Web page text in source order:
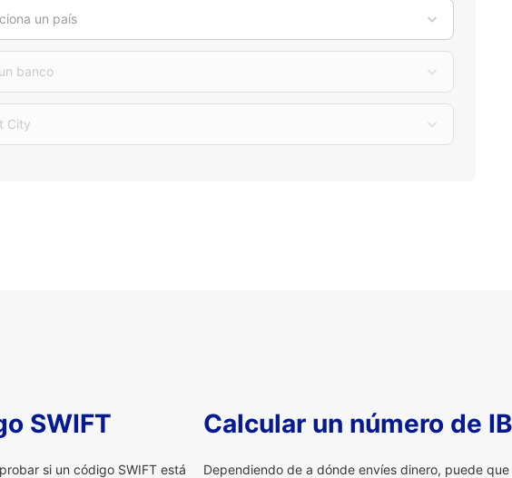
un país
banco
City
SWIFT
si un código SWIFT está
Calcular un número de
Dependiendo de a dónde envíes dinero, puede que